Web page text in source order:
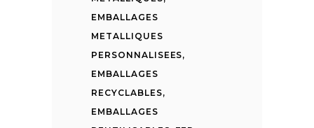
EMBALLAGES
METALLIQUES
PERSONNALISEES,
EMBALLAGES
RECYCLABLES,
EMBALLAGES